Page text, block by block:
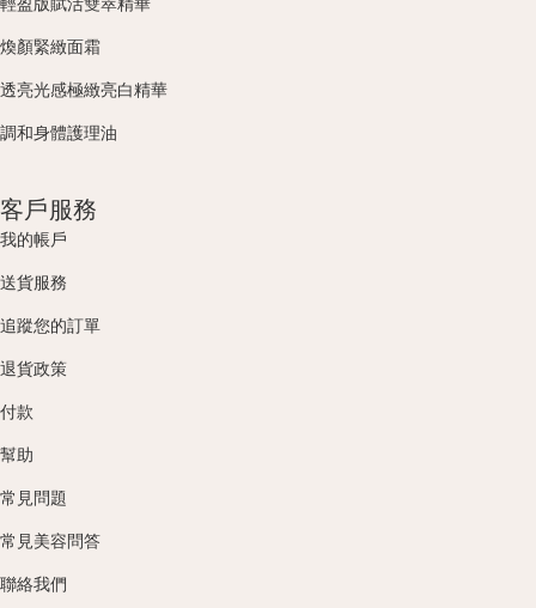
煥顏緊緻面霜
透亮光感極緻亮白精華
調和身體護理油
客戶服務
我的帳戶
送貨服務
追蹤您的訂單
退貨政策
付款
幫助
常見問題
常見美容問答
聯絡我們